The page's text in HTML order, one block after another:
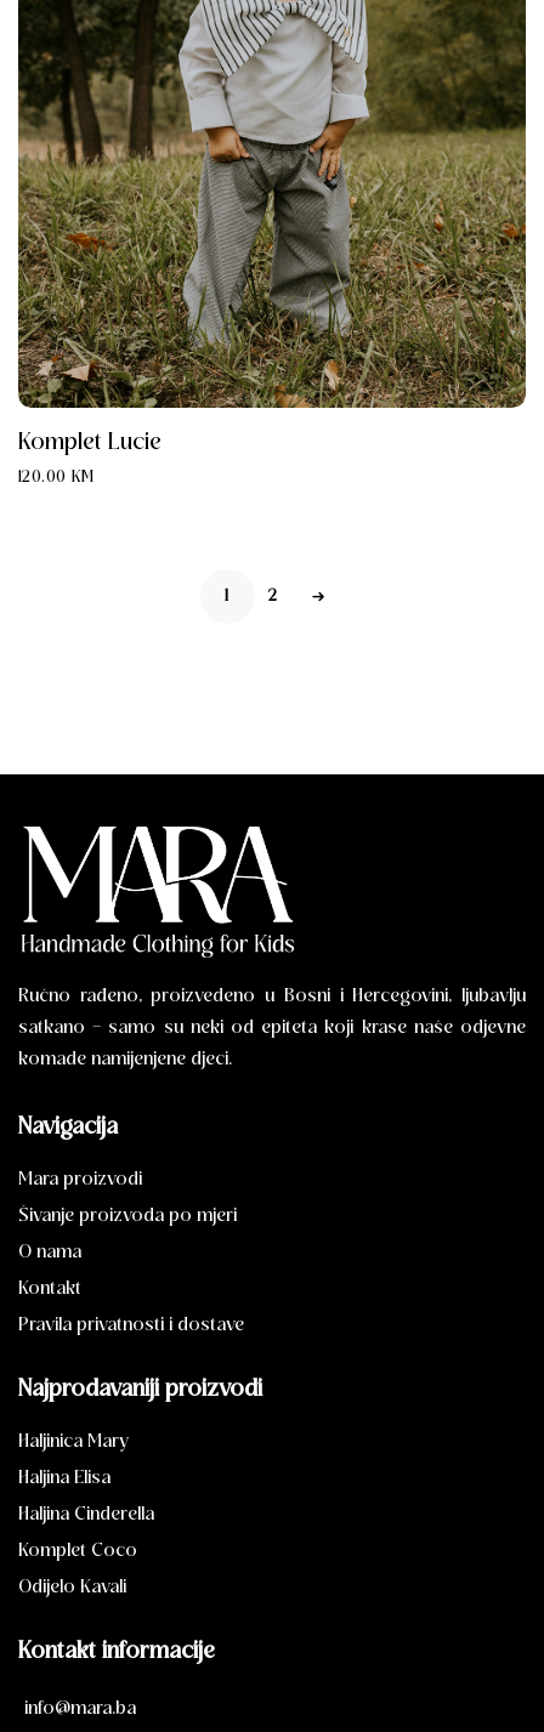
Komplet Lucie
120.00 KM
1 2
Ručno rađeno, proizvedeno u Bosni i Hercegovini, ljubavlju
satkano – samo su neki od epiteta koji krase naše odjevne
komade namijenjene djeci.
Navigacija
Mara proizvodi
Šivanje proizvoda po mjeri
O nama
Kontakt
Pravila privatnosti i dostave
Najprodavaniji proizvodi
Haljinica Mary
Haljina Elisa
Haljina Cinderella
Komplet Coco
Odijelo Kavali
Kontakt informacije
info@mara.ba